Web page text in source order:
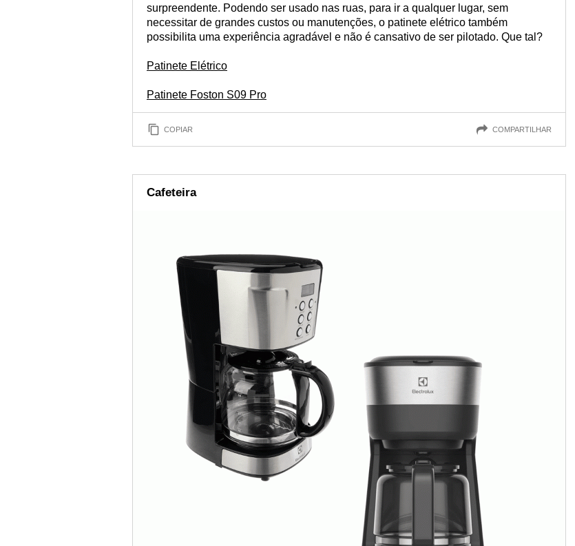
surpreendente. Podendo ser usado nas ruas, para ir a qualquer lugar, sem
necessitar de grandes custos ou manutenções, o patinete elétrico também
possibilita uma experiência agradável e não é cansativo de ser pilotado. Que tal?
Patinete Elétrico
Patinete Foston S09 Pro
COPIAR COMPARTILHAR
Cafeteira